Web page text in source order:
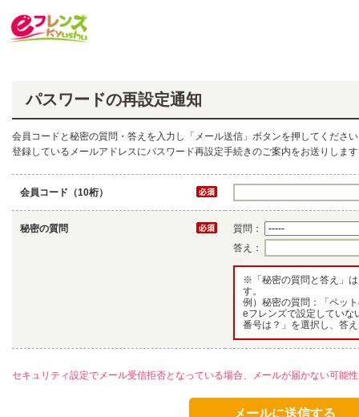
パスワードの再設定通知
会員コードと秘密の質問・答えを入力し「メール送信」ボタンを押してくださ
登録しているメールアドレスにパスワード再設定手続きのご案内をお送りしま
会員コード（10桁）
秘密の質問
質問：
答え：
※「秘密の質問と答え」
す。
例）秘密の質問：「ペッ
eフレンズで設定していな
番号は？」を選択し、答
セキュリティ設定でメール受信拒否となっている場合、メールが届かない可能